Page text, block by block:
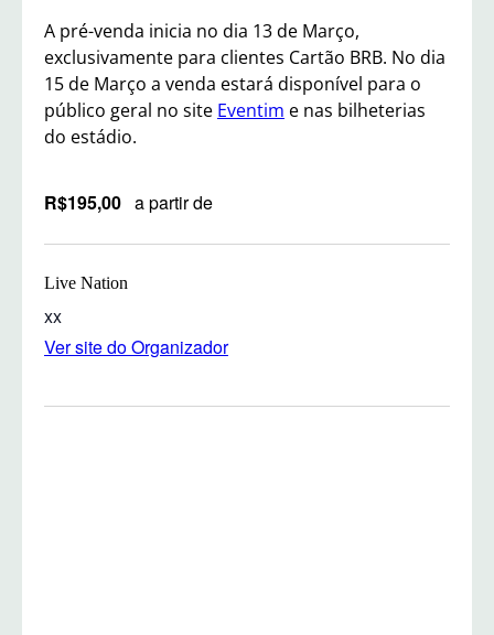
A pré-venda inicia no dia 13 de Março,
exclusivamente para clientes Cartão BRB. No dia
15 de Março a venda estará disponível para o
público geral no site Eventim e nas bilheterias
do estádio.
R$195,00 a partir de
Live Nation
xx
Ver site do Organizador